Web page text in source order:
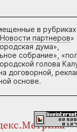
в рубриках
Новости партнеров»
дума»,
собрание»,
голова
договорной,
основе.